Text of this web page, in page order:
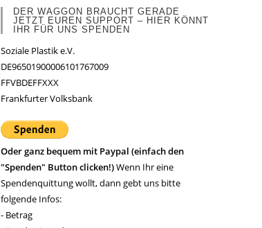
DER WAGGON BRAUCHT GERADE
JETZT EUREN SUPPORT – HIER KÖNNT
IHR FÜR UNS SPENDEN
Soziale Plastik e.V.
DE96501900006101767009
FFVBDEFFXXX
Frankfurter Volksbank
Oder ganz bequem mit Paypal (einfach den
"Spenden" Button clicken!)Wenn Ihr eine
Spendenquittung wollt, dann gebt uns bitte
folgende Infos:
- Betrag